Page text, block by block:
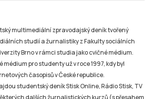
multimediální zpravodajský deník tvořený
studií a žurnalistiky z Fakulty sociálních
Brno v rámci studia jako cvičné médium.
médium pro studenty už v roce 1997, kdy byl
časopisů v České republice.
studentský deník Stisk Online, Rádio Stisk, TV